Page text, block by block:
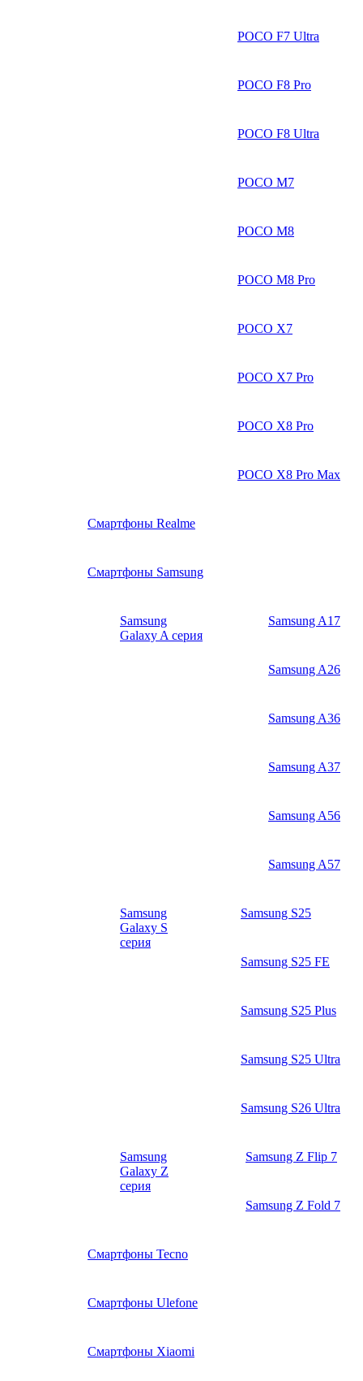
POCO F7 Ultra
POCO F8 Pro
POCO F8 Ultra
POCO M7
POCO M8
POCO M8 Pro
POCO X7
POCO X7 Pro
POCO X8 Pro
POCO X8 Pro Max
Смартфоны Realme
Смартфоны Samsung
Samsung
Galaxy A серия
Samsung A17
Samsung A26
Samsung A36
Samsung A37
Samsung A56
Samsung A57
Samsung
Galaxy S
серия
Samsung S25
Samsung S25 FE
Samsung S25 Plus
Samsung S25 Ultra
Samsung S26 Ultra
Samsung
Galaxy Z
серия
Samsung Z Flip 7
Samsung Z Fold 7
Смартфоны Tecno
Смартфоны Ulefone
Смартфоны Xiaomi